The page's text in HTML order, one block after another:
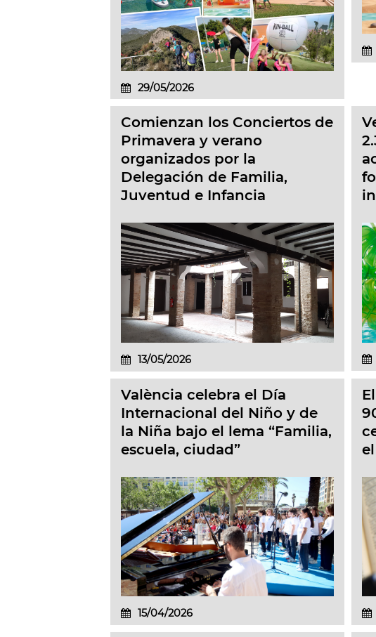
29/05/2026
Comienzan los Conciertos de
Primavera y verano
organizados por la
Delegación de Familia,
Juventud e Infancia
13/05/2026
València celebra el Día
Internacional del Niño y de
la Niña bajo el lema “Familia,
escuela, ciudad”
15/04/2026